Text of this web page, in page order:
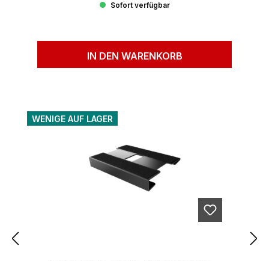
Sofort verfügbar
IN DEN WARENKORB
WENIGE AUF LAGER